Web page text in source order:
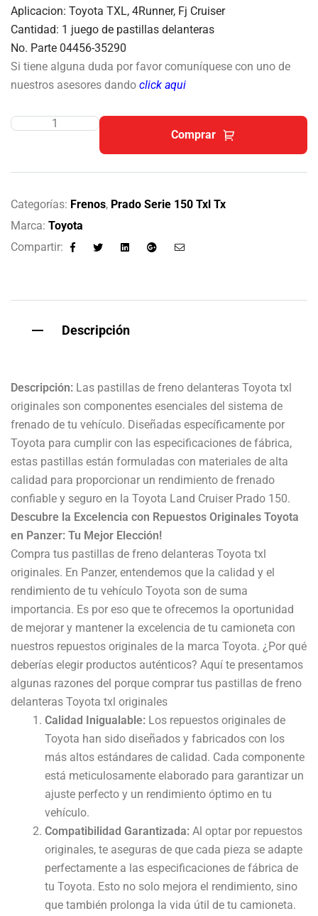
Aplicacion: Toyota TXL, 4Runner, Fj Cruiser
Cantidad: 1 juego de pastillas delanteras
No. Parte 04456-35290
Si tiene alguna duda por favor comuníquese con uno de
nuestros asesores dando click aqui
Comprar
Categorías: Frenos, Prado Serie 150 Txl Tx
Marca: Toyota
Compartir:
Descripción
Descripción: Las pastillas de freno delanteras Toyota txl
originales son componentes esenciales del sistema de
frenado de tu vehículo. Diseñadas específicamente por
Toyota para cumplir con las especificaciones de fábrica,
estas pastillas están formuladas con materiales de alta
calidad para proporcionar un rendimiento de frenado
confiable y seguro en la Toyota Land Cruiser Prado 150.
Descubre la Excelencia con Repuestos Originales Toyota
en Panzer: Tu Mejor Elección!
Compra tus pastillas de freno delanteras Toyota txl
originales. En Panzer, entendemos que la calidad y el
rendimiento de tu vehículo Toyota son de suma
importancia. Es por eso que te ofrecemos la oportunidad
de mejorar y mantener la excelencia de tu camioneta con
nuestros repuestos originales de la marca Toyota. ¿Por qué
deberías elegir productos auténticos? Aquí te presentamos
algunas razones del porque comprar tus pastillas de freno
delanteras Toyota txl originales
Calidad Inigualable: Los repuestos originales de
Toyota han sido diseñados y fabricados con los
más altos estándares de calidad. Cada componente
está meticulosamente elaborado para garantizar un
ajuste perfecto y un rendimiento óptimo en tu
vehículo.
Compatibilidad Garantizada: Al optar por repuestos
originales, te aseguras de que cada pieza se adapte
perfectamente a las especificaciones de fábrica de
tu Toyota. Esto no solo mejora el rendimiento, sino
que también prolonga la vida útil de tu camioneta.